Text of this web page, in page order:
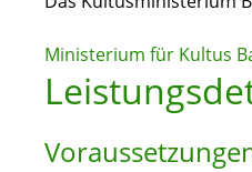
Ministerium für Kultus